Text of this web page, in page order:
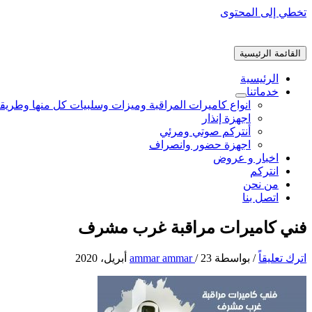
تخطي إلى المحتوى
القائمة الرئيسية
الرئيسية
خدماتنا
انواع كاميرات المراقبة وميزات وسلبيات كل منها
اجهزة إنذار
أنتركم صوتي ومرئي
اجهزة حضور وانصراف
اخبار و عروض
انتركم
من نحن
اتصل بنا
فني كاميرات مراقبة غرب مشرف
اترك تعليقاً / بواسطة ammar ammar/ 23 أبريل، 2020